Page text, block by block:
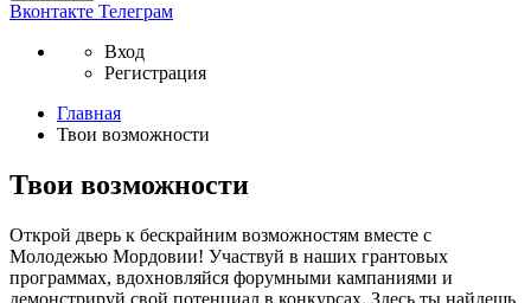
Вконтакте Телеграм
Вход
Регистрация
Главная
Твои возможности
Твои возможности
Открой дверь к бескрайним возможностям вместе с
Молодежью Мордовии! Участвуй в наших грантовых
программах, вдохновляйся форумными кампаниями и
демонстрируй свой потенциал в конкурсах. Здесь ты найдешь